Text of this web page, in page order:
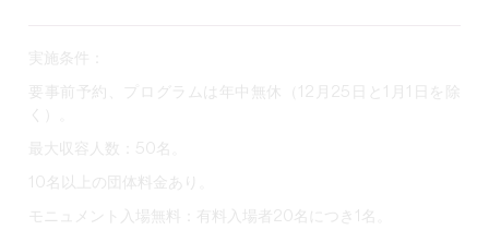
実施条件：
要事前予約、プログラムは年中無休（12月25日と1月1日を除
く）。
最大収容人数：50名。
10名以上の団体料金あり。
モニュメント入場無料：有料入場者20名につき1名。